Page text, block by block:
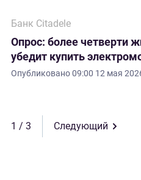
Банк Citadele
Опрос: более четверти
убедит купить
Опубликовано09:00 12 мая
1 Следующий